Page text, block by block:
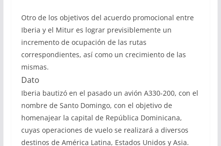
Otro de los objetivos del acuerdo promocional entre
Iberia y el Mitur es lograr previsiblemente un
incremento de ocupación de las rutas
correspondientes, así como un crecimiento de las
mismas.
Dato
Iberia bautizó en el pasado un avión A330-200, con el
nombre de Santo Domingo, con el objetivo de
homenajear la capital de República Dominicana,
cuyas operaciones de vuelo se realizará a diversos
destinos de América Latina, Estados Unidos y Asia.